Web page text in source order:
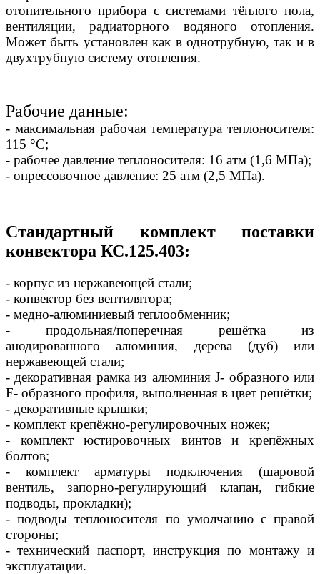
отопительного прибора с системами тёплого пола,
вентиляции, радиаторного водяного отопления.
Может быть установлен как в однотрубную, так и в
двухтрубную систему отопления.
Рабочие данные:
- максимальная рабочая температура теплоносителя:
115 °С;
- рабочее давление теплоносителя: 16 атм (1,6 МПа);
- опрессовочное давление: 25 атм (2,5 МПа).
Стандартный комплект поставки
конвектора КС.125.403:
- корпус из нержавеющей стали;
- конвектор без вентилятора;
- медно-алюминиевый теплообменник;
- продольная/поперечная решётка из
анодированного алюминия, дерева (дуб) или
нержавеющей стали;
- декоративная рамка из алюминия J- образного или
F- образного профиля, выполненная в цвет решётки;
- декоративные крышки;
- комплект крепёжно-регулировочных ножек;
- комплект юстировочных винтов и крепёжных
болтов;
- комплект арматуры подключения (шаровой
вентиль, запорно-регулирующий клапан, гибкие
подводы, прокладки);
- подводы теплоносителя по умолчанию с правой
стороны;
- технический паспорт, инструкция по монтажу и
эксплуатации.